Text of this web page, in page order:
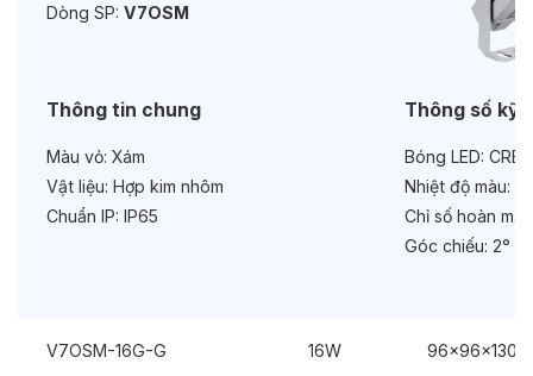
Chức năng:On/Off
Dòng SP: V7OSM
Thông tin chung
Màu vỏ: Xám
Vật liệu: Hợp kim nhôm
Chuẩn IP: IP65
Thông số kỹ
Bóng LED:
Nhiệt độ màu:
Chỉ số hoàn
Góc chiếu: 2°
V7OSM-16G-G 16W